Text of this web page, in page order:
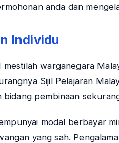
anda dan
Individu
mestilah warganegara
Sijil Pelajaran
bidang pembinaan
modal berbayar
yang sah.